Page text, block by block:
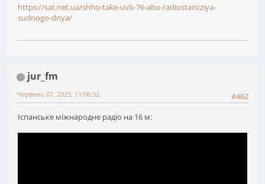
https://sat.net.ua/shho-take-uvb-76-abo-radiostancziya-
sudnogo-dnya/
jur_fm
#462
Червень 07, 2025, 11:06:32
Іспанське міжнародне радіо на 16 м: